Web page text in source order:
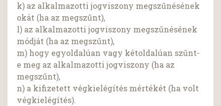
k) az alkalmazotti jogviszony megszűnésének
okát (ha az megszűnt),
l) az alkalmazotti jogviszony megszűnésének
módját (ha az megszűnt),
m) hogy egyoldalúan vagy kétoldalúan szűnt-
e meg az alkalmazotti jogviszony (ha az
megszűnt),
n) a kifizetett végkielégítés mértékét (ha volt
végkielégítés).